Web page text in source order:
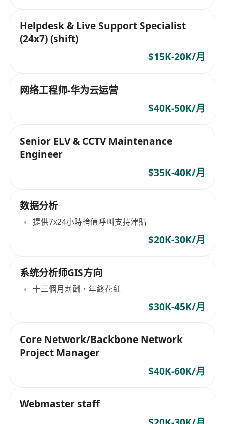
Helpdesk & Live Support Specialist
(24x7) (shift)
$15K-20K/月
网络工程师-华为云运营
$40K-50K/月
Senior ELV & CCTV Maintenance
Engineer
$35K-40K/月
数据分析
提供7x24小時輪值呼叫支持津貼
$20K-30K/月
系统分析师GIS方向
十三個月薪酬，年終花紅
$30K-45K/月
Core Network/Backbone Network
Project Manager
$40K-60K/月
Webmaster staff